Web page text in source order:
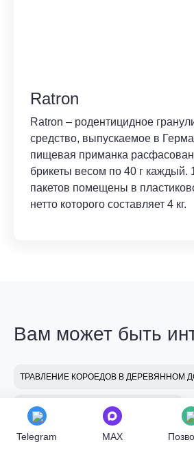
Ratron
Ratron – родентицидное
средство, выпускаемое в
пищевая приманка
брикеты весом по 40 г каждый.
пакетов помещены в
нетто которого составляет 4 кг.
Вам может быть
ТРАВЛЕНИЕ КОРОЕДОВ В ДЕРЕВЯННОМ
ИЗБАВЛЕНИЕ ОТ БЛОХ В ЕГОРЬЕВСКЕ
ОБРАБОТКА ОТ ТАРАКАНОВ БЕЗ ЗАПАХА В
Telegram MAX